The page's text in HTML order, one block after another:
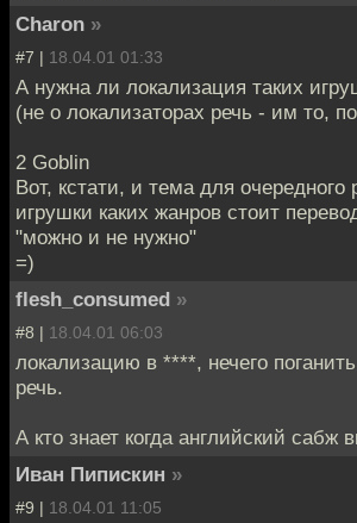
Charon »
#7 | 18.04.01 01:33
А нужна ли локализация таких
(не о локализаторах речь - им то,
2 Goblin
Вот, кстати, и тема для очередного
игрушки каких жанров стоит
"можно и не нужно"
=)
flesh_consumed »
#8 | 18.04.01 06:03
локализацию в ****, нечего
речь.
А кто знает когда английский сабж
Иван Пипискин »
#9 | 18.04.01 11:05